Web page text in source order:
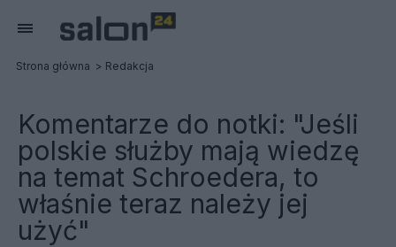
Strona główna Redakcja
Komentarze do notki: "Jeśli
polskie służby mają wiedzę
na temat Schroedera, to
właśnie teraz należy jej
użyć"